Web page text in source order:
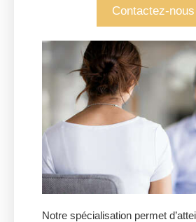
Contactez-nous
Notre spécialisation permet